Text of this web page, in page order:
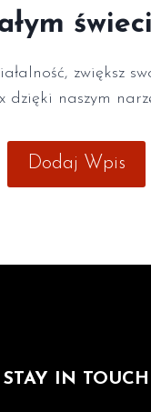
zwiększ
dzięki naszym
Dodaj Wpis
STAY IN TOUCH